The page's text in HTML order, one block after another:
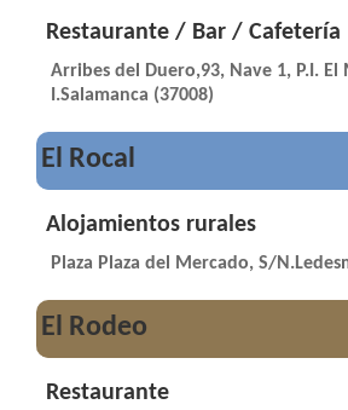
Restaurante / Bar / Cafetería
Arribes del Duero,93, Nave 1, P.I.
I.Salamanca (37008)
El Rocal
Alojamientos rurales
Plaza Plaza del Mercado, S/
El Rodeo
Restaurante